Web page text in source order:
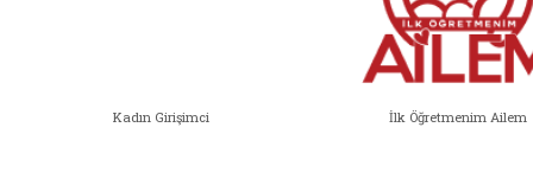
Kadın Girişimci İlk Öğretmenim Ailem